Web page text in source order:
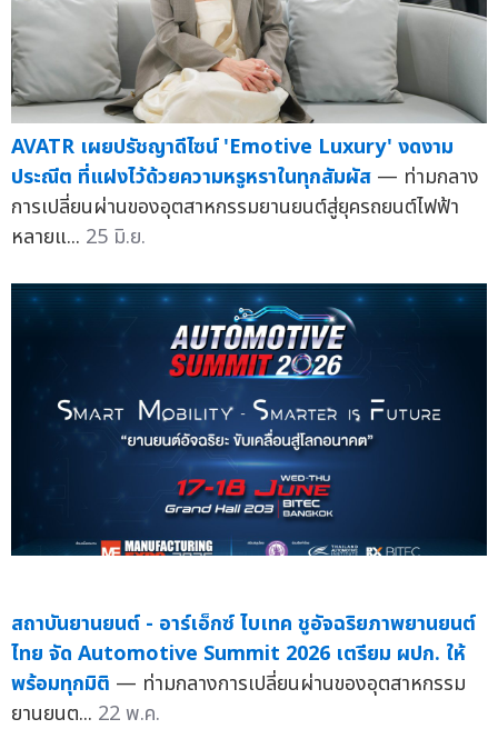
AVATR เผยปรัชญาดีไซน์ 'Emotive Luxury' งดงาม
ประณีต ที่แฝงไว้ด้วยความหรูหราในทุกสัมผัส — ท่ามกลาง
การเปลี่ยนผ่านของอุตสาหกรรมยานยนต์สู่ยุครถยนต์ไฟฟ้า
หลายแ... 25 มิ.ย.
สถาบันยานยนต์ - อาร์เอ็กซ์ ไบเทค ชูอัจฉริยภาพยานยนต์
ไทย จัด Automotive Summit 2026 เตรียม ผปก. ให้
พร้อมทุกมิติ — ท่ามกลางการเปลี่ยนผ่านของอุตสาหกรรม
ยานยนต... 22 พ.ค.